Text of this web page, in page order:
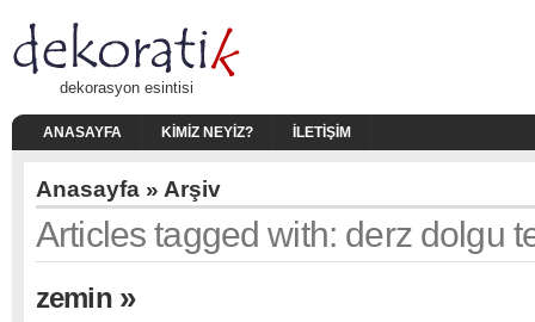
dekorasyon esintisi
ANASAYFA KIMIZ NEYIZ? İLETIŞIM
Anasayfa » Arşiv
Articles tagged with: derz dolgu
zemin»